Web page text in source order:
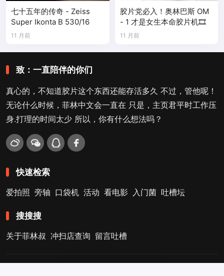
七十五年的传奇 - Zeiss
Super Ikonta B 530/16
11 月前
胶片党必入！奥林巴斯 OM
- 1 才是女生本命胶片机🎞️
11 月前
致：一直陪伴的你们
真心的，不知道胶片这个东西还能存活多久 不过，管他呢！
无论什么时候，菲林中文会一直在 只是，主页君平时工作压
身.打理的时间太少 所以，你有什么想法吗？
快速检索
爱拍照 旁轴 口袋机 活动 看电影 入门菌 吐槽坛
搜搜搜
关于菲林叔 冲扫店查询 留言吐槽